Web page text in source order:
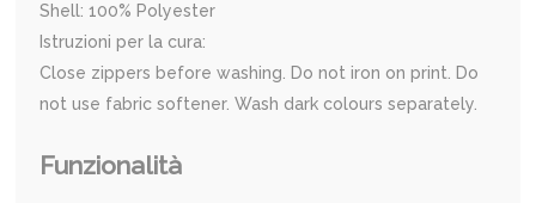
Shell: 100% Polyester
Istruzioni per la cura:
Close zippers before washing. Do not iron on print. Do
not use fabric softener. Wash dark colours separately.
Funzionalità